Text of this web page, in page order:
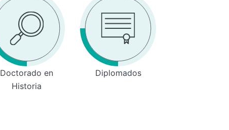
Doctorado en
Historia
Diplomados